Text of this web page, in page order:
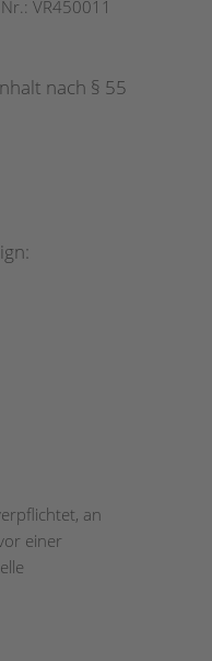
VR450011
nach § 55
an
einer